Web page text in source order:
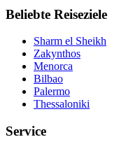
Beliebte Reiseziele
Sharm el Sheikh
Zakynthos
Menorca
Bilbao
Palermo
Thessaloniki
Service